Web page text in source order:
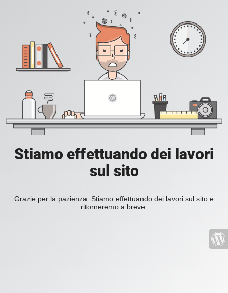
Stiamo effettuando dei lavori
sul sito
Grazie per la pazienza. Stiamo effettuando dei lavori sul sito e
ritorneremo a breve.